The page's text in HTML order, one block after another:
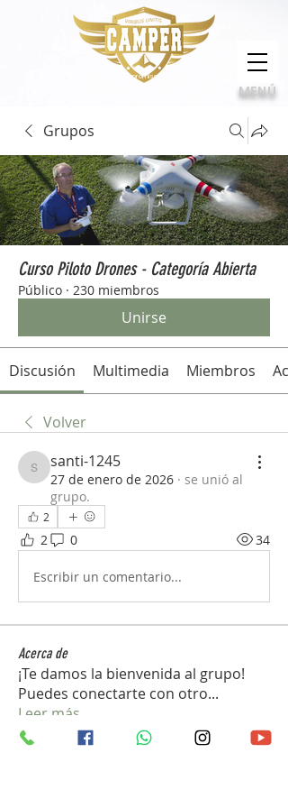
Calidad, compromiso e innovación
MENÚ
Grupos
Curso Piloto Drones - Categoría Abierta
Público · 230 miembros
Unirse
Discusión Multimedia Miembros
Volver
santi-1245
santi-1245
27 de enero de 2026 · se unió al
grupo.
2
2 0 34
Escribir un comentario...
Acerca de
¡Te damos la bienvenida al grupo!
Puedes conectarte con otro...
Leer más